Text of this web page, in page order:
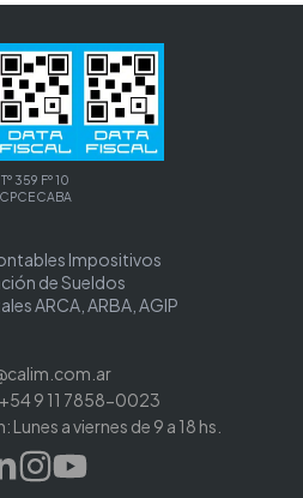
Tº 359 Fº 10
CPCECABA
Impositivos
de Sueldos
ARCA, ARBA, AGIP
9 11 7858-0023
a viernes de 9 a 18 hs.